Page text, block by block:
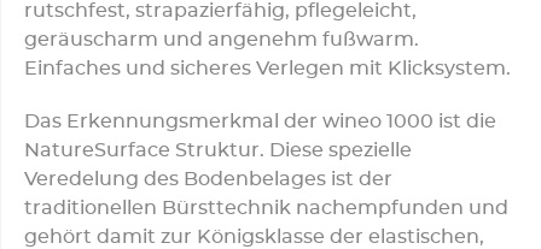
rutschfest, strapazierfähig, pflegeleicht,
geräuscharm und angenehm fußwarm.
Einfaches und sicheres Verlegen mit Klicksystem.
Das Erkennungsmerkmal der wineo 1000 ist die
NatureSurface Struktur. Diese spezielle
Veredelung des Bodenbelages ist der
traditionellen Bürsttechnik nachempfunden und
gehört damit zur Königsklasse der elastischen,